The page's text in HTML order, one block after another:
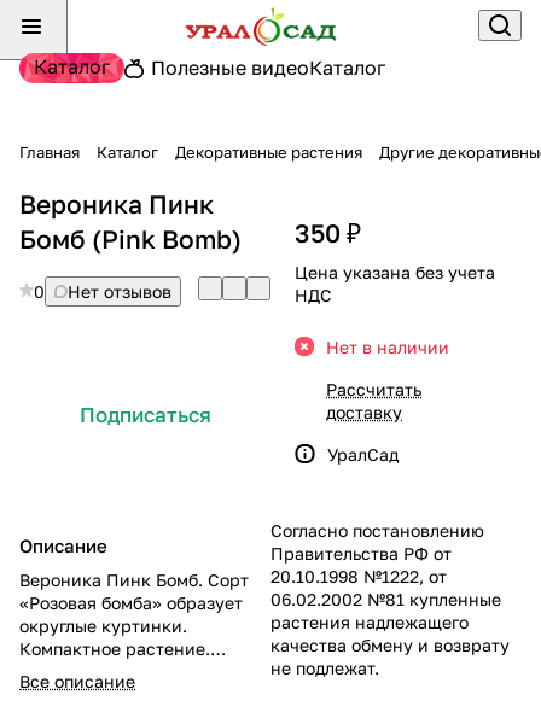
Каталог Полезные видеоКаталог
Главная Каталог Декоративные растения Другие
Вероника Пинк
Бомб (Pink Bomb)
0 Нет отзывов
Подписаться
Описание
Вероника Пинк Бомб. Сорт
«Розовая бомба» образует
округлые куртинки.
Компактное растение.
Цветок нежно розовый,
очень пушистый,
Все описание
350 ₽
Цена указана без учета
НДС
Нет в наличии
Рассчитать
доставку
УралСад
Согласно постановлению
Правительства РФ от
20.10.1998 №1222, от
06.02.2002 №81 купленные
растения надлежащего
качества обмену и возврату
не подлежат.